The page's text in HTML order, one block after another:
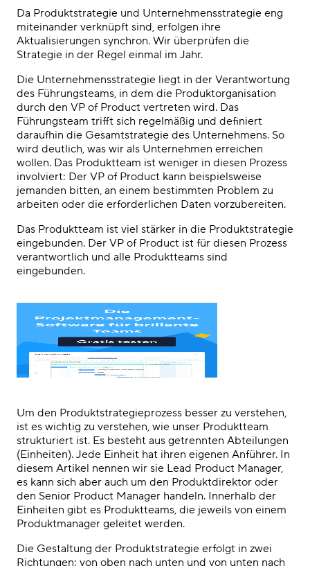
Da Produktstrategie und Unternehmensstrategie eng
miteinander verknüpft sind, erfolgen ihre
Aktualisierungen synchron. Wir überprüfen die
Strategie in der Regel einmal im Jahr.
Die Unternehmensstrategie liegt in der Verantwortung
des Führungsteams, in dem die Produktorganisation
durch den VP of Product vertreten wird. Das
Führungsteam trifft sich regelmäßig und definiert
daraufhin die Gesamtstrategie des Unternehmens. So
wird deutlich, was wir als Unternehmen erreichen
wollen. Das Produktteam ist weniger in diesen Prozess
involviert: Der VP of Product kann beispielsweise
jemanden bitten, an einem bestimmten Problem zu
arbeiten oder die erforderlichen Daten vorzubereiten.
Das Produktteam ist viel stärker in die Produktstrategie
eingebunden. Der VP of Product ist für diesen Prozess
verantwortlich und alle Produktteams sind
eingebunden.
Um den Produktstrategieprozess besser zu verstehen,
ist es wichtig zu verstehen, wie unser Produktteam
strukturiert ist. Es besteht aus getrennten Abteilungen
(Einheiten). Jede Einheit hat ihren eigenen Anführer. In
diesem Artikel nennen wir sie Lead Product Manager,
es kann sich aber auch um den Produktdirektor oder
den Senior Product Manager handeln. Innerhalb der
Einheiten gibt es Produktteams, die jeweils von einem
Produktmanager geleitet werden.
Die Gestaltung der Produktstrategie erfolgt in zwei
Richtungen: von oben nach unten und von unten nach